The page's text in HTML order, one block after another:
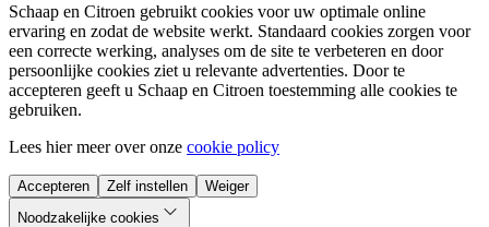
Schaap en Citroen gebruikt cookies voor uw optimale online
ervaring en zodat de website werkt. Standaard cookies zorgen voor
een correcte werking, analyses om de site te verbeteren en door
persoonlijke cookies ziet u relevante advertenties. Door te
accepteren geeft u Schaap en Citroen toestemming alle cookies te
gebruiken.
Lees hier meer over onze cookie policy
Accepteren Zelf instellen
Weiger
Noodzakelijke cookies